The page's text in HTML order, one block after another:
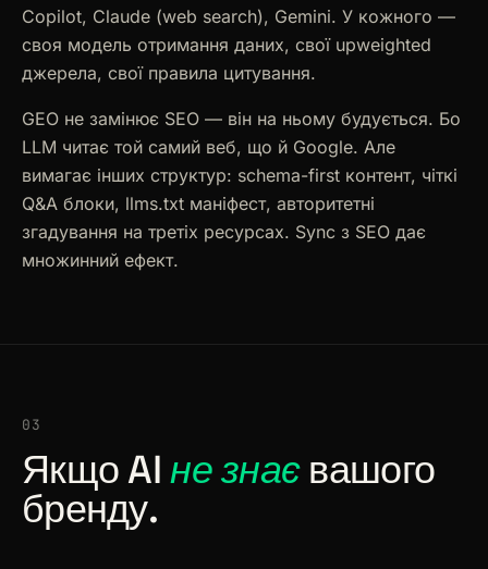
Copilot, Claude (web search), Gemini. У кожного —
своя модель отримання даних, свої upweighted
джерела, свої правила цитування.
GEO не замінює SEO — він на ньому будується. Бо
LLM читає той самий веб, що й Google. Але
вимагає інших структур: schema-first контент, чіткі
Q&A блоки, llms.txt маніфест, авторитетні
згадування на третіх ресурсах. Sync з SEO дає
множинний ефект.
03
Якщо AIне знаєвашого
бренду.